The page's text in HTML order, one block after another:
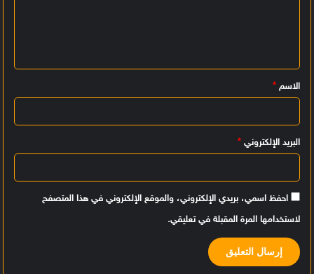
ي
ق
الاسم *
البريد الإلكتروني *
احفظ اسمي، بريدي الإلكتروني، والموقع الإلكتروني في هذا المتصفح
لاستخدامها المرة المقبلة في تعليقي.